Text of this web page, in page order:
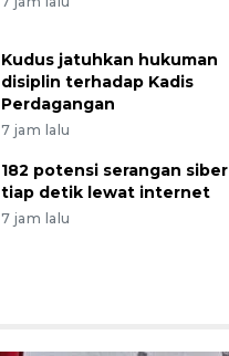
Kudus jatuhkan hukuman
disiplin terhadap Kadis
Perdagangan
7 jam lalu
182 potensi serangan siber
tiap detik lewat internet
7 jam lalu